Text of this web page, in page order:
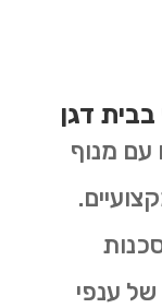
דגן
עם מנוף
ענפי